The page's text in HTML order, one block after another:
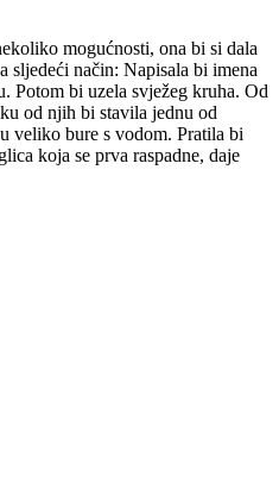
mogućnosti, ona bi si dala
sljedeći način: Napisala bi imena
Potom bi uzela svježeg kruha. Od
od njih bi stavila jednu od
veliko bure s vodom. Pratila bi
koja se prva raspadne, daje